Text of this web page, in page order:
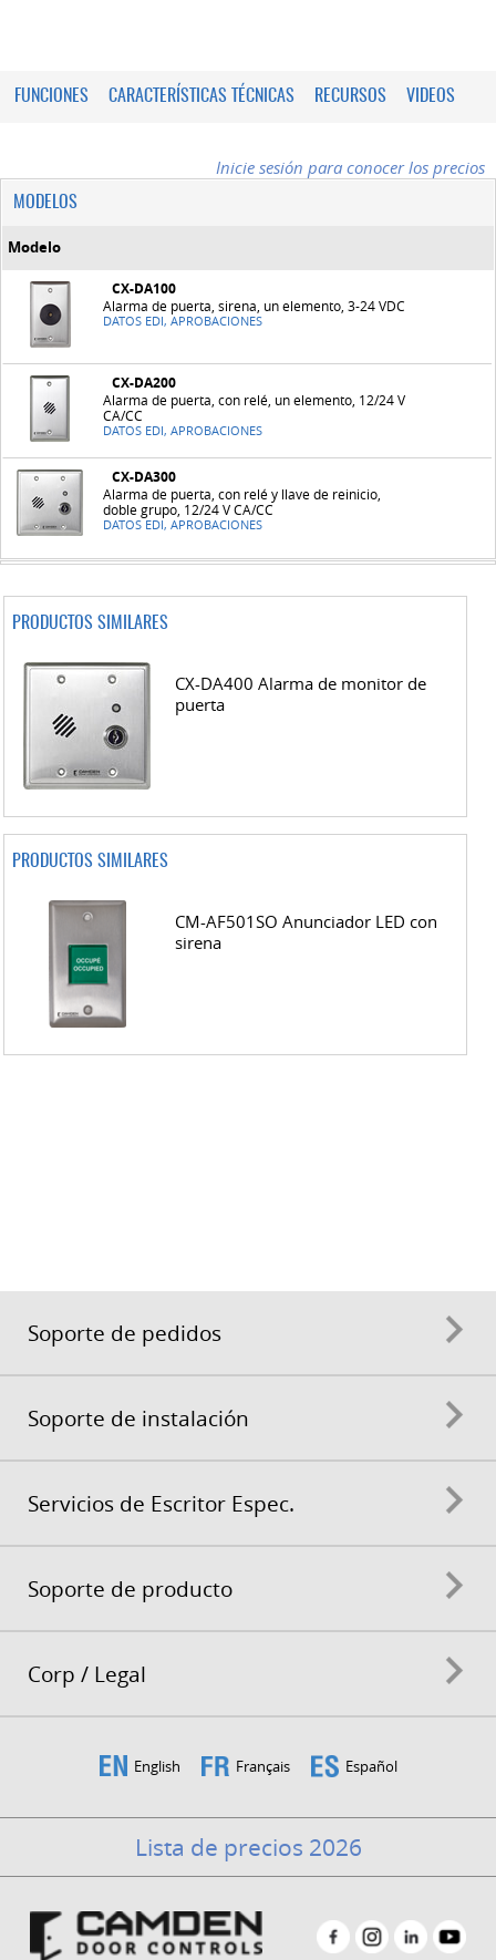
FUNCIONES CARACTERÍSTICAS TÉCNICAS RECURSOS VIDEOS
Inicie sesión para conocer los precios
MODELOS
Modelo
CX-DA100
Alarma de puerta, sirena, un elemento, 3-24 VDC
DATOS EDI, APROBACIONES
CX-DA200
Alarma de puerta, con relé, un elemento, 12/24 V
CA/CC
DATOS EDI, APROBACIONES
CX-DA300
Alarma de puerta, con relé y llave de reinicio,
doble grupo, 12/24 V CA/CC
DATOS EDI, APROBACIONES
PRODUCTOS SIMILARES
CX-DA400 Alarma de monitor de
puerta
PRODUCTOS SIMILARES
CM-AF501SO Anunciador LED con
sirena
Soporte de pedidos
Soporte de instalación
Servicios de Escritor Espec.
Soporte de producto
Corp / Legal
English Français Español
Lista de precios 2026